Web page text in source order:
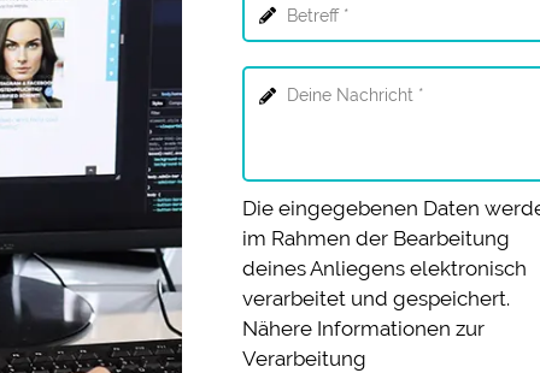
Die eingegebenen Daten
im Rahmen der Bearbeitung
deines Anliegens elektronisch
verarbeitet und gespeichert.
Nähere Informationen zur
Verarbeitung